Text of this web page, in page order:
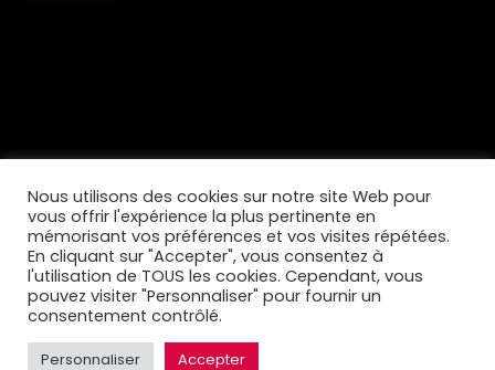
Nous utilisons des cookies sur notre site Web pour
vous offrir l'expérience la plus pertinente en
mémorisant vos préférences et vos visites répétées.
En cliquant sur "Accepter", vous consentez à
l'utilisation de TOUS les cookies. Cependant, vous
pouvez visiter "Personnaliser" pour fournir un
consentement contrôlé.
Personnaliser Accepter